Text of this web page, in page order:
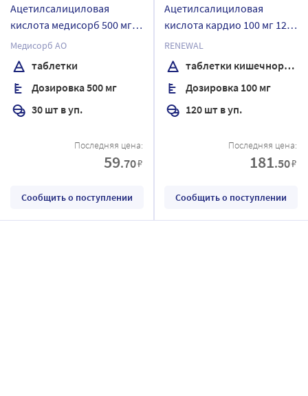
Ацетилсалициловая
кислота медисорб 500 мг
30 шт. таблетки
Медисорб АО
таблетки
Дозировка 500 мг
30 шт в уп.
Последняя цена:
59.70₽
Сообщить о поступлении
Ацетилсалициловая
кислота кардио 100 мг 120
шт. блистер таблетки
кишечнорастворимые ,
покрытые пленочной
оболочкой
RENEWAL
таблетки кишечнорастворимые , покрытые пленочной оболочкой
Дозировка 100 мг
120 шт в уп.
Последняя цена:
181.50₽
Сообщить о поступлении